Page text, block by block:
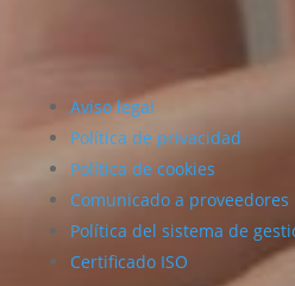
Aviso legal
Política de privacidad
Política de cookies
Comunicado a proveedores
Política del sistema de
Certificado ISO